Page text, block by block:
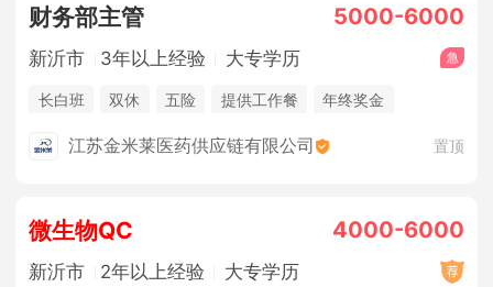
财务部主管 5000-6000
新沂市 3年以上经验 大专学历
长白班 双休 五险 提供工作餐
年终奖金
江苏金米莱医药供应链有限公司 置顶
微生物QC 4000-6000
新沂市 2年以上经验 大专学历